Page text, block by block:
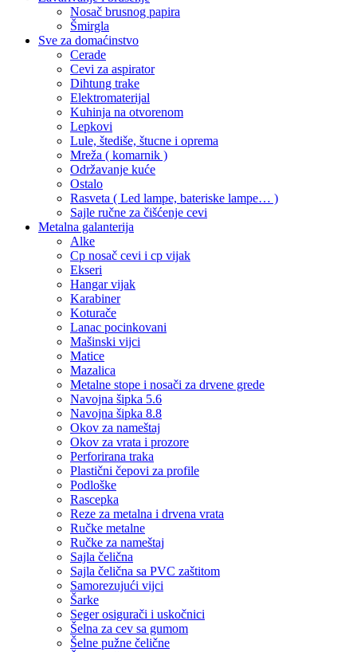
Nosač brusnog papira
Šmirgla
Sve za domaćinstvo
Cerade
Cevi za aspirator
Dihtung trake
Elektromaterijal
Kuhinja na otvorenom
Lepkovi
Lule, štediše, štucne i oprema
Mreža ( komarnik )
Održavanje kuće
Ostalo
Rasveta ( Led lampe, bateriske lampe… )
Sajle ručne za čišćenje cevi
Metalna galanterija
Alke
Cp nosač cevi i cp vijak
Ekseri
Hangar vijak
Karabiner
Koturače
Lanac pocinkovani
Mašinski vijci
Matice
Mazalica
Metalne stope i nosači za drvene grede
Navojna šipka 5.6
Navojna šipka 8.8
Okov za nameštaj
Okov za vrata i prozore
Perforirana traka
Plastični čepovi za profile
Podloške
Rascepka
Reze za metalna i drvena vrata
Ručke metalne
Ručke za nameštaj
Sajla čelična
Sajla čelična sa PVC zaštitom
Samorezujući vijci
Šarke
Seger osigurači i uskočnici
Šelna za cev sa gumom
Šelne pužne čelične